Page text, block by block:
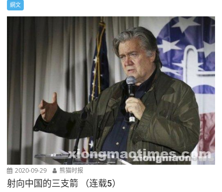
網文
2020-09-29 熊猫时报
射向中国的三支箭 （连载5）